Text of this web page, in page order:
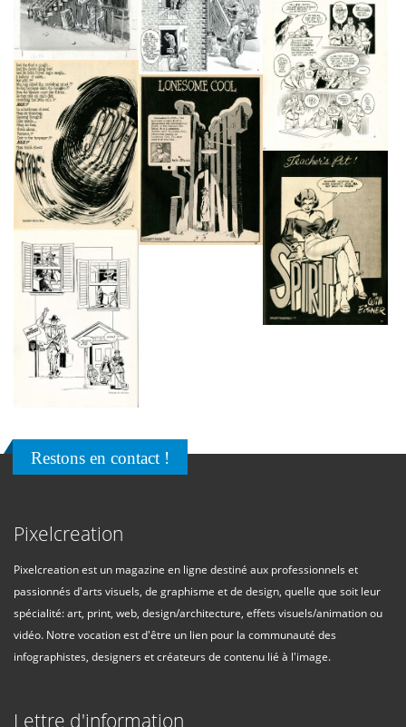
Restons en contact !
Pixelcreation
Pixelcreation est un magazine en ligne destiné aux professionnels et
passionnés d'arts visuels, de graphisme et de design, quelle que soit leur
spécialité: art, print, web, design/architecture, effets visuels/animation ou
vidéo. Notre vocation est d'être un lien pour la communauté des
infographistes, designers et créateurs de contenu lié à l'image.
Lettre d'information